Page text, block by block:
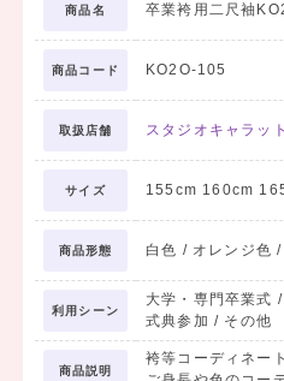
商品名 卒業袴用二尺袖
商品コード KO2O-105
取扱店舗 スタジオキャラッ
サイズ 155cm 160cm
商品形態 白色 / オレンジ色
利用シーン
大学・専門卒業式
式典参加 / その他
商品説明
袴等コーディネー